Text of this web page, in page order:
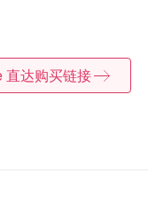
直达购买链接